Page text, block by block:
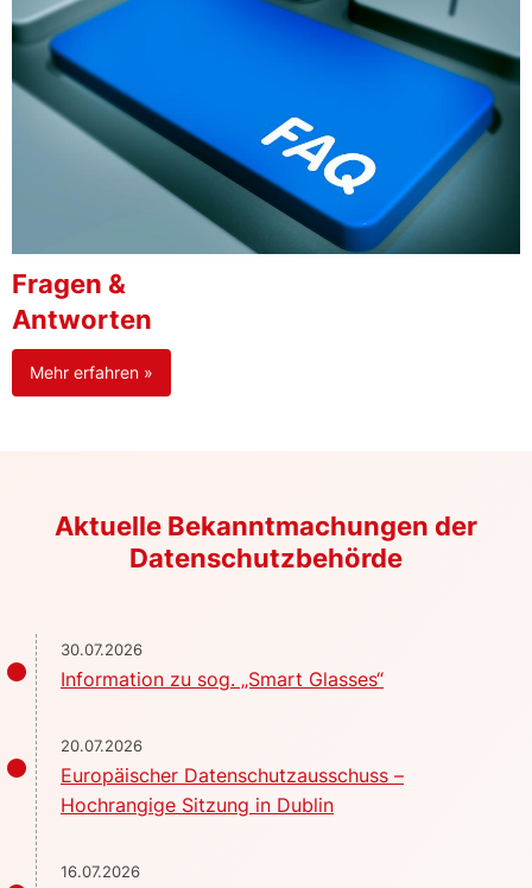
Fragen &
Antworten
Mehr erfahren »
Aktuelle Bekanntmachungen der
Datenschutzbehörde
30.07.2026
Information zu sog. „Smart Glasses“
20.07.2026
Europäischer Datenschutzausschuss –
Hochrangige Sitzung in Dublin
16.07.2026